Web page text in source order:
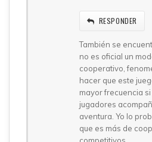
RESPONDER
También se
no es oficial un
cooperativo,
hacer que este
mayor frecuencia
jugadores
aventura. Yo lo
que es más de
competitivos